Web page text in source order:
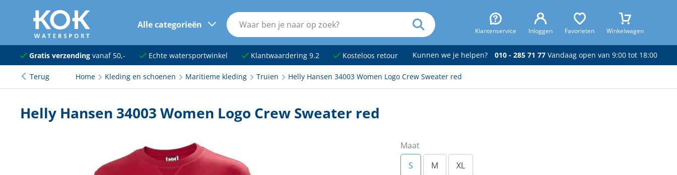
naar hoofdinhoud
Alle categorieën
Klantenservice Inloggen Favorieten Winkelwagen
Navigatie
Dekuitrusting
Onderhoud en verf
Kleding en schoenen
Gratis verzendingvanaf 50,- Echte watersportwinkel Klantwaardering 9.2 Kosteloos retour Kunnen we je helpen? 010 - 285 71 77Vandaag open van 9:00 tot 18:00
Terug Home Kleding en schoenen Maritieme kleding Truien Helly Hansen 34003 Women Logo Crew Sweater red
Helly Hansen 34003 Women Logo Crew Sweater red
Maat
S
M XL